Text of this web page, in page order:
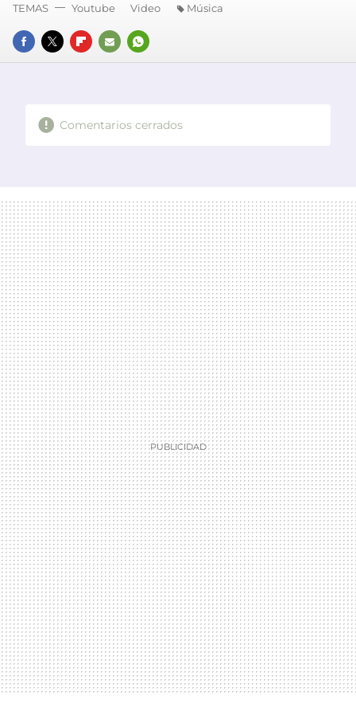
FACEBOOK
TWITTERFLIPBOARD
E-
WHATSAPP
TEMAS Youtube Video Música
Comentarios cerrados